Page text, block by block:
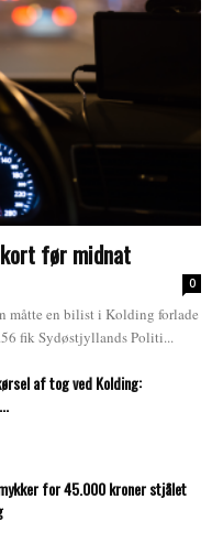
før midnat
0
måtte en bilist i Kolding forlade
fik Sydøstjyllands Politi...
af tog ved Kolding:
for 45.000 kroner stjålet